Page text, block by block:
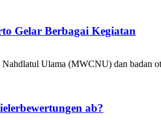
Gelar Berbagai Kegiatan
Ulama (MWCNU) dan badan
ab?